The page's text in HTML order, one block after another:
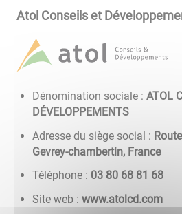
Atol Conseils et
Dénomination sociale :ATOL
DÉVELOPPEMENTS
Adresse du siège social :
Gevrey-chambertin, France
Téléphone : 86 18 86 08 30
Site web : www.atolcd.com